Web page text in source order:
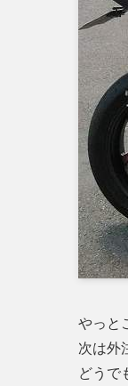
やっと
次は外
どうで